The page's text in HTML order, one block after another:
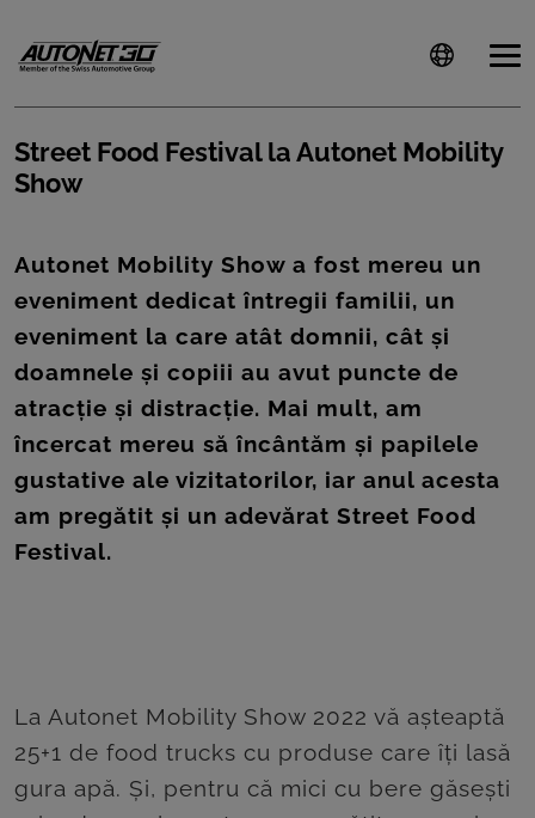
CLIENTI
CARIERE
DOCUMENTE
UTILE
CSR
PRESS
ROOM
Street Food Festival la Autonet Mobility
Show
Autonet Mobility Show a fost mereu un
eveniment dedicat întregii familii, un
eveniment la care atât domnii, cât și
doamnele și copiii au avut puncte de
atracție și distracție. Mai mult, am
încercat mereu să încântăm și papilele
gustative ale vizitatorilor, iar anul acesta
am pregătit și un adevărat Street Food
Festival.
La Autonet Mobility Show 2022 vă așteaptă
25+1 de food trucks cu produse care îți lasă
gura apă. Și, pentru că mici cu bere găsești